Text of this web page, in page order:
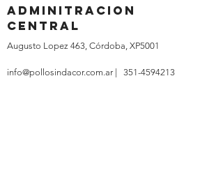
ADMINITRACION
central
Augusto Lopez 463, Córdoba, XP5001
info@pollosindacor.com.ar | 351-4594213